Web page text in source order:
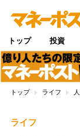
トップ 投資
トップ ライフ
ライフ